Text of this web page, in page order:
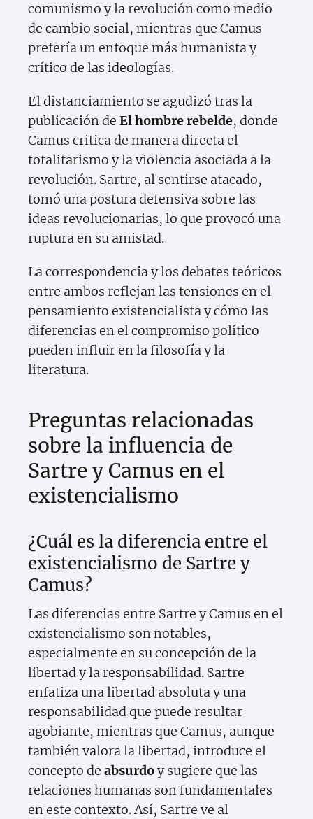
comunismo y la revolución como medio
de cambio social, mientras que Camus
prefería un enfoque más humanista y
crítico de las ideologías.
El distanciamiento se agudizó tras la
publicación de El hombre rebelde, donde
Camus critica de manera directa el
totalitarismo y la violencia asociada a la
revolución. Sartre, al sentirse atacado,
tomó una postura defensiva sobre las
ideas revolucionarias, lo que provocó una
ruptura en su amistad.
La correspondencia y los debates teóricos
entre ambos reflejan las tensiones en el
pensamiento existencialista y cómo las
diferencias en el compromiso político
pueden influir en la filosofía y la
literatura.
Preguntas relacionadas
sobre la influencia de
Sartre y Camus en el
existencialismo
¿Cuál es la diferencia entre el
existencialismo de Sartre y
Camus?
Las diferencias entre Sartre y Camus en el
existencialismo son notables,
especialmente en su concepción de la
libertad y la responsabilidad. Sartre
enfatiza una libertad absoluta y una
responsabilidad que puede resultar
agobiante, mientras que Camus, aunque
también valora la libertad, introduce el
concepto de absurdoy sugiere que las
relaciones humanas son fundamentales
en este contexto. Así, Sartre ve al